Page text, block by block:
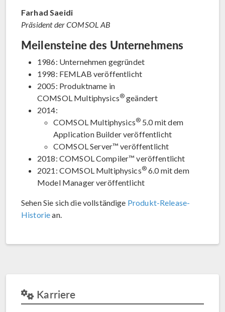
Farhad Saeidi
Präsident der COMSOL AB
Meilensteine des Unternehmens
1986: Unternehmen gegründet
1998: FEMLAB veröffentlicht
2005: Produktname in
COMSOL Multiphysics® geändert
2014:
COMSOL Multiphysics® 5.0 mit dem
Application Builder veröffentlicht
COMSOL Server™ veröffentlicht
2018: COMSOL Compiler™ veröffentlicht
2021: COMSOL Multiphysics®6.0 mit dem
Model Manager veröffentlicht
Sehen Sie sich die vollständige Produkt-Release-
Historiean.
Karriere